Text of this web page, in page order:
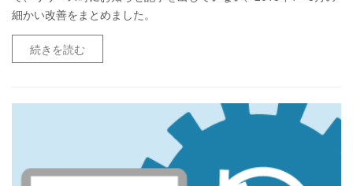
細かい改善をまとめました。
続きを読む